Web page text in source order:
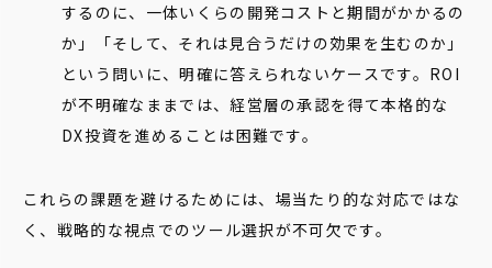
するのに、一体いくらの開発コストと期間がかかるの
か」「そして、それは見合うだけの効果を生むのか」
という問いに、明確に答えられないケースです。ROI
が不明確なままでは、経営層の承認を得て本格的な
DX投資を進めることは困難です。
これらの課題を避けるためには、場当たり的な対応ではな
く、戦略的な視点でのツール選択が不可欠です。